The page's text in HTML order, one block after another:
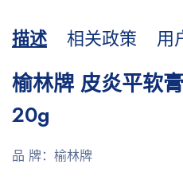
描述 相关政策 用
榆林牌 皮炎平软
20g
品 牌：榆林牌